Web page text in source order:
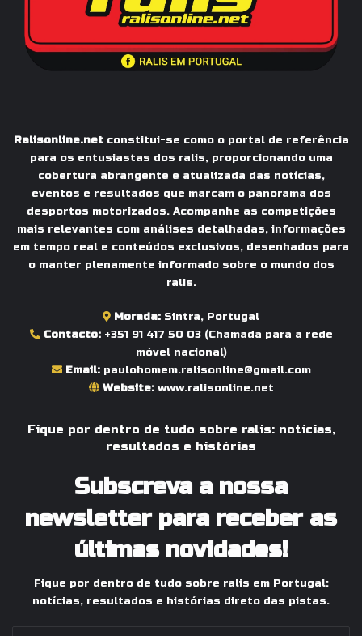
Ralisonline.netconstitui-se como o portal de referência
para os entusiastas dos ralis, proporcionando uma
cobertura abrangente e atualizada das notícias,
eventos e resultados que marcam o panorama dos
desportos motorizados. Acompanhe as competições
mais relevantes com análises detalhadas, informações
em tempo real e conteúdos exclusivos, desenhados para
o manter plenamente informado sobre o mundo dos
ralis.
Morada: Sintra, Portugal
Contacto: +351 91 417 50 03(Chamada para a rede
móvel nacional)
Email: paulohomem.ralisonline@gmail.com
Website: www.ralisonline.net
Fique por dentro de tudo sobre ralis: notícias,
resultados e histórias
Subscreva a nossa
newsletter para receber as
últimas novidades!
Fique por dentro de tudo sobre ralis em Portugal:
notícias, resultados e histórias direto das pistas.